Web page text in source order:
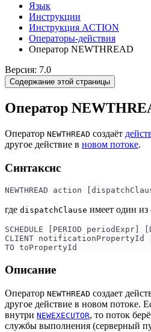
Язык
Инструкции
Инструкция ACTION
Операторы-действия
Оператор NEWTHREAD
Версия: 7.0
Содержание этой страницы
Оператор
Оператор NEWTHREAD создаёт
другое действие в новом потоке.
Синтаксис
NEWTHREAD action
где dispatchClause имеет один
SCHEDULE [PERIOD
CLIENT notificationPropertyId
TO toPropertyId
Описание
Оператор NEWTHREAD создает
другое действие в новом потоке.
внутри NEWEXECUTOR, то поток
службы выполнения (серверный